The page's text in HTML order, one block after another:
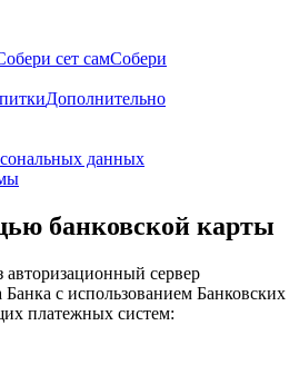
сет самСобери
Дополнительно
данных
банковской карты
авторизационный сервер
с использованием Банковских
платежных систем: